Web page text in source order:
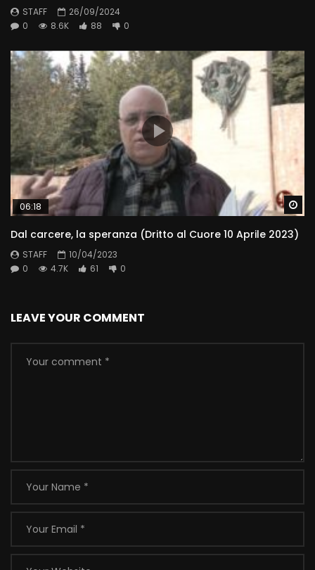
STAFF
26/09/2024
0
8.6K 88 0
06:18
Dal carcere, la speranza (Dritto al Cuore 10 Aprile 2023)
STAFF
10/04/2023
0
4.7K 61 0
LEAVE YOUR COMMENT